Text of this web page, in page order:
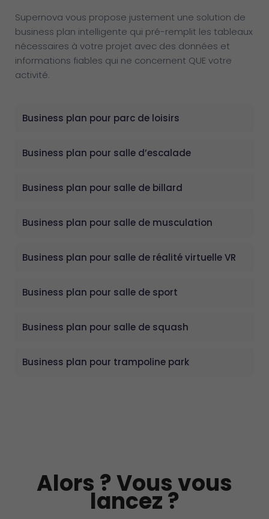
Supernova vous propose justement une solution de
business plan intelligente qui pré-remplit les tableaux
nécessaires à votre projet avec des données et
informations fiables qui ne concernent QUE votre
activité.
Business plan pour parc de loisirs
Business plan pour salle d’escalade
Business plan pour salle de billard
Business plan pour salle de musculation
Business plan pour salle de réalité virtuelle VR
Business plan pour salle de sport
Business plan pour salle de squash
Business plan pour trampoline park
Alors ? Vous vous
lancez ?